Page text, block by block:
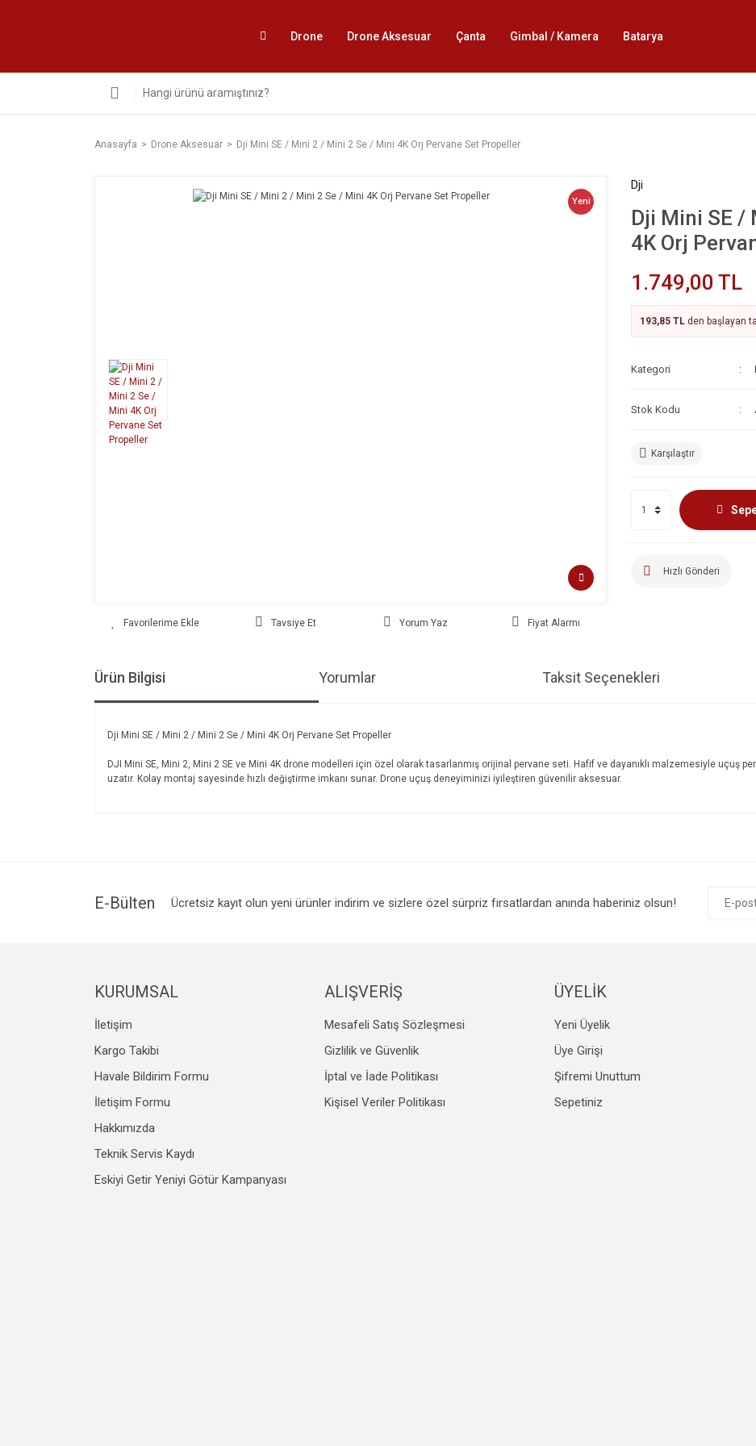
Drone Drone Aksesuar Çanta Gimbal / Kamera Batarya
Anasayfa Drone Aksesuar Dji Mini SE / Mini 2 / Mini 2 Se / Mini 4K Orj Pervane Set Propeller
Yeni
Tavsiye Et Yorum Yaz Fiyat Alarmı
Dji
Dji Mini SE /
4K Orj
1.749,00 TL
193,85 TL den başlayan
Kategori
Stok Kodu
Karşılaştır
Hızlı Gönderi
Ürün Bilgisi Yorumlar Taksit Seçenekleri
Dji Mini SE / Mini 2 / Mini 2 Se / Mini 4K Orj Pervane Set Propeller
DJI Mini SE, Mini 2, Mini 2 SE ve Mini 4K drone modelleri için özel olarak tasarlanmış orijinal pervane seti. Hafif ve dayanıklı malzemesiyle uçuş
uzatır. Kolay montaj sayesinde hızlı değiştirme imkanı sunar. Drone uçuş deneyiminizi iyileştiren güvenilir aksesuar.
Ürün bilgilerinde hatalar bulunuyor.
Gönder
E-Bülten Ücretsiz kayıt olun yeni ürünler indirim ve sizlere özel sürpriz fırsatlardan anında haberiniz olsun!
KURUMSAL
İletişim
Kargo Takibi
Havale Bildirim Formu
İletişim Formu
Hakkımızda
Teknik Servis Kaydı
Eskiyi Getir Yeniyi Götür Kampanyası
ALIŞVERİŞ
Mesafeli Satış Sözleşmesi
Gizlilik ve Güvenlik
İptal ve İade Politikası
Kişisel Veriler Politikası
ÜYELİK
Yeni Üyelik
Üye Girişi
Şifremi Unuttum
Sepetiniz